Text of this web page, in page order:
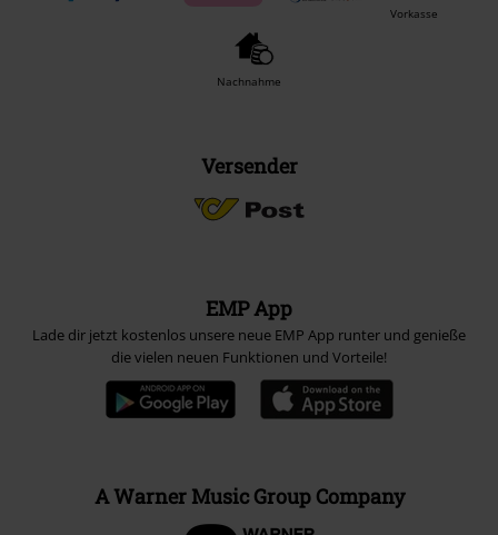
Vorkasse
Nachnahme
Versender
EMP App
Lade dir jetzt kostenlos unsere neue EMP App runter und genieße
die vielen neuen Funktionen und Vorteile!
A Warner Music Group Company